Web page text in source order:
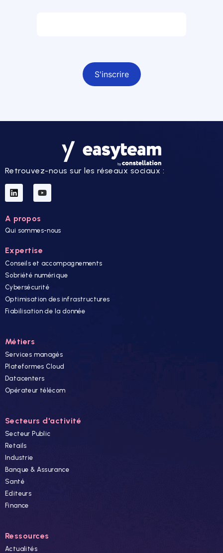
Retrouvez-nous sur les réseaux sociaux :
A propos
Qui sommes-nous
Expertise
Conseils et accompagnements
Sobriété numérique
Cybersécurité
Optimisation des infrastructures
Fiabilisation de la donnée
Métiers
Services managés
Plateformes Cloud
Datacenters
Opérateur télécom
Secteurs d'activité
Secteur Public
Retails
Industrie
Banque & Assurance
Santé
Editeurs
Finance
Ressources
Actualités